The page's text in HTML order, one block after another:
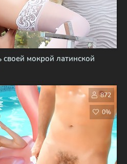
своей мокрой латинской
872
0%